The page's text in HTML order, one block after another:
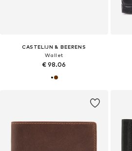
CASTELIJN & BEERENS
Wallet
€ 98.06